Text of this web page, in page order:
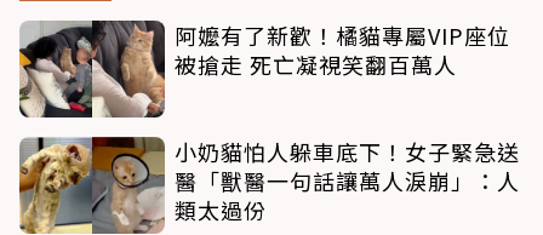
阿嬤有了新歡！橘貓專屬VIP座位
被搶走 死亡凝視笑翻百萬人
小奶貓怕人躲車底下！女子緊急送
醫「獸醫一句話讓萬人淚崩」：人
類太過份